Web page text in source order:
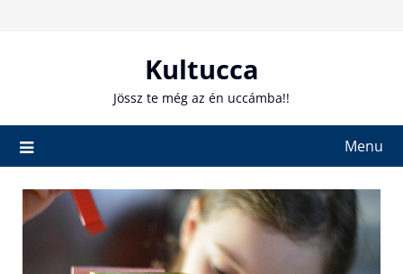
Kultucca
Jössz te még az én uccámba!!
Menu